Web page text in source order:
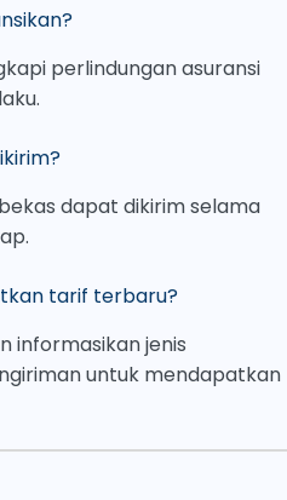
perlindungan asuransi
dapat dikirim selama
tarif terbaru?
informasikan jenis
untuk mendapatkan